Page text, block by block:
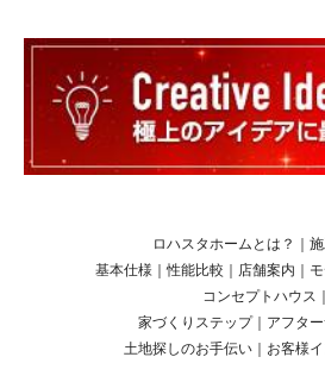
ロハスタホームとは？
基本仕様 ｜性能比較 店舗案内
コンセプトハウス
家づくりステップ
アフタ
土地探しのお手伝い
お客様